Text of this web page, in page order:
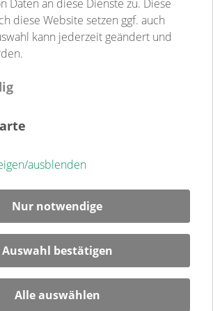
, Familien- & Schulsozialarbeit
Begegnungsstätten
Gastronomie
Weitere Einrichtungen
Spenden
Ehrenamt
Karriere
Blog
Service
Daten an diese Dienste zu. Diese
diese Website setzen ggf. auch
kann jederzeit geändert und
ausblenden
Nur notwendige
Auswahl bestätigen
Alle auswählen